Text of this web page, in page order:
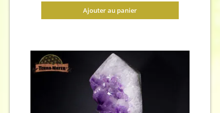
Ajouter au panier